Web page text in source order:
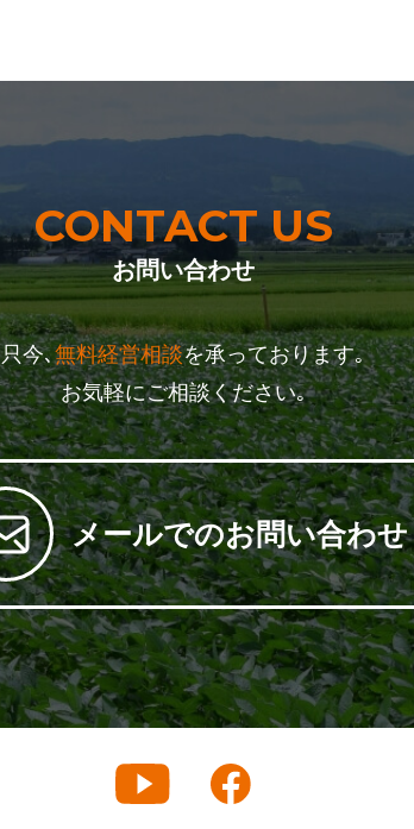
CONTACT US
お問い合わせ
只今､無料経営相談を承っております｡
お気軽にご相談ください｡
メールでのお問い合わせ